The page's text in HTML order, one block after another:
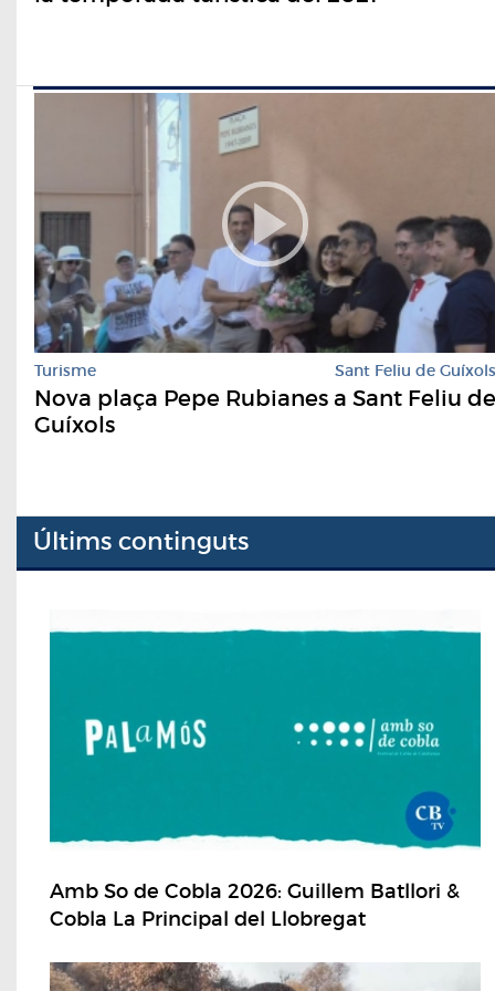
Turisme Sant Feliu de Guíxols
Nova plaça Pepe Rubianes a Sant Feliu de
Guíxols
Últims continguts
Amb So de Cobla 2026: Guillem Batllori &
Cobla La Principal del Llobregat